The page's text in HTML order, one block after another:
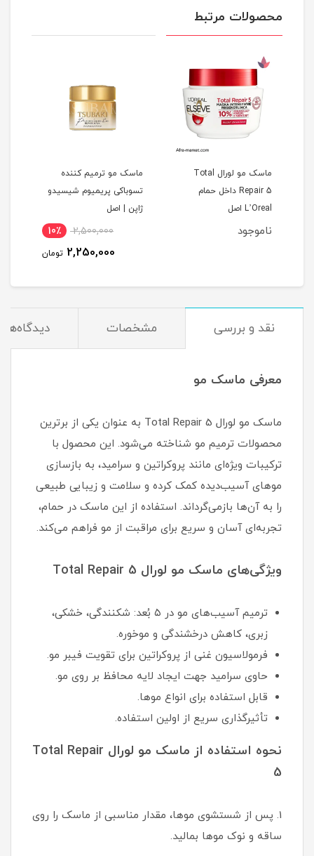
محصولات مرتبط
ماسک مو لورال Total
Repair 5 داخل حمام
L’Oreal اصل
ناموجود
ماسک مو ترمیم کننده
تسوباکی پریمیوم شیسیدو
ژاپن | اصل
2,500,000 10٪
2,250,000 تومان
نقد و بررسی مشخصات دیدگاه‌ها
معرفی ماسک مو
ماسک مو لورال Total Repair 5 به عنوان یکی از برترین
محصولات ترمیم مو شناخته می‌شود. این محصول با
ترکیبات ویژه‌ای مانند پروکراتین و سرامید، به بازسازی
موهای آسیب‌دیده کمک کرده و سلامت و زیبایی طبیعی
را به آن‌ها بازمی‌گرداند. استفاده از این ماسک در حمام،
تجربه‌ای آسان و سریع برای مراقبت از مو فراهم می‌کند.
ویژگی‌های ماسک مو لورال Total Repair 5
ترمیم آسیب‌های مو در ۵ بُعد: شکنندگی، خشکی،
زبری، کاهش درخشندگی و موخوره.
فرمولاسیون غنی از پروکراتین برای تقویت فیبر مو.
حاوی سرامید جهت ایجاد لایه محافظ بر روی مو.
قابل استفاده برای انواع موها.
تأثیرگذاری سریع از اولین استفاده.
نحوه استفاده از ماسک مو لورال Total Repair
5
1. پس از شستشوی موها، مقدار مناسبی از ماسک را روی
ساقه و نوک موها بمالید.